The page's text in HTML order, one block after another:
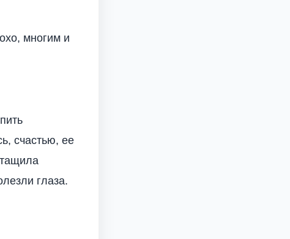
многим и
счастью, ее
глаза.